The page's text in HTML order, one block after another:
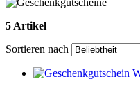
5 Artikel
Sortieren nach